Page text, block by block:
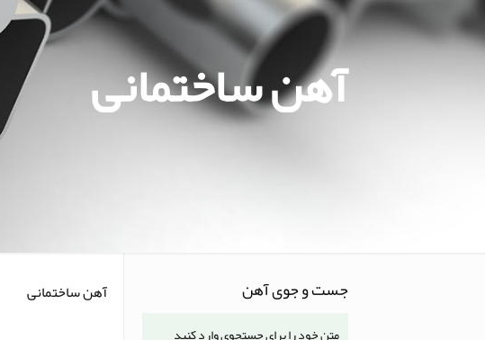
آهن ساختمانی
آهن ساختمانی جست و جوی آهن